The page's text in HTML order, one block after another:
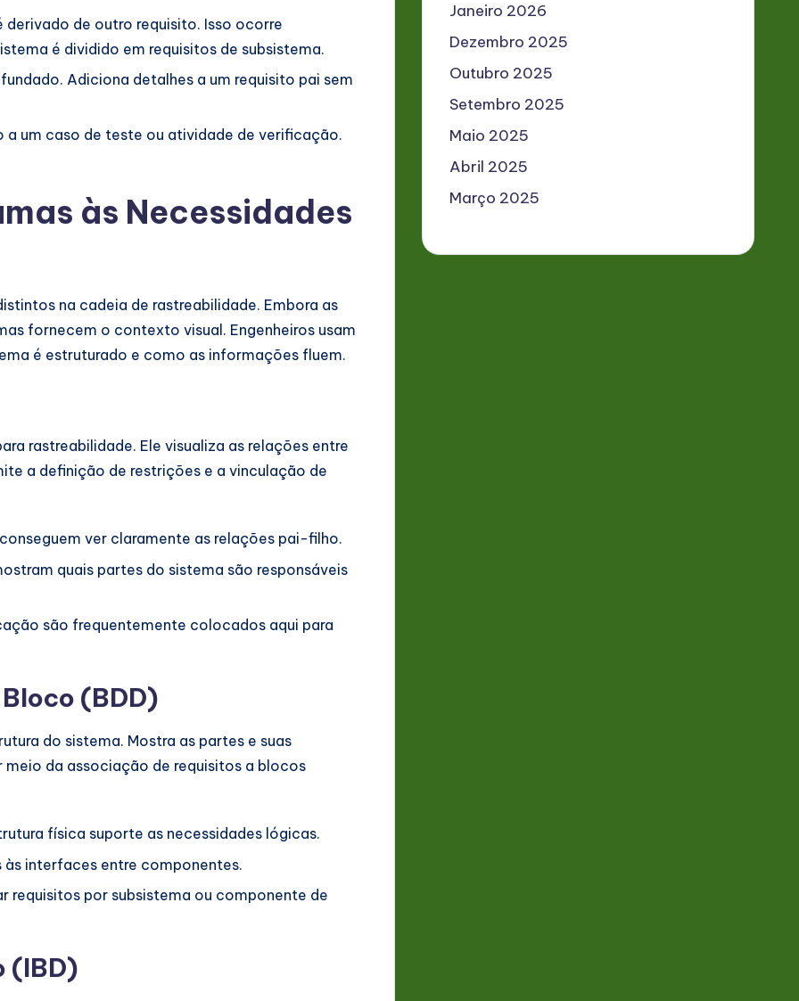
derivado de outro requisito. Isso ocorre
é dividido em requisitos de subsistema.
Adiciona detalhes a um requisito pai sem
a um caso de teste ou atividade de verificação.
às Necessidades
na cadeia de rastreabilidade. Embora as
fornecem o contexto visual. Engenheiros usam
é estruturado e como as informações fluem.
rastreabilidade. Ele visualiza as relações entre
a definição de restrições e a vinculação de
ver claramente as relações pai-filho.
quais partes do sistema são responsáveis
são frequentemente colocados aqui para
(BDD)
do sistema. Mostra as partes e suas
da associação de requisitos a blocos
física suporte as necessidades lógicas.
às interfaces entre componentes.
requisitos por subsistema ou componente de
(IBD)
Janeiro 2026
Dezembro 2025
Outubro 2025
Setembro 2025
Maio 2025
Abril 2025
Março 2025